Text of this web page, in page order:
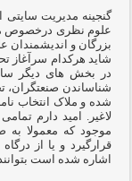
گنجینه مدیریت
علوم نظری درخصوص
بزرگان و اندیشمندان
شاید هرکدام سرآغاز
در بخش های دیگر
شناساندن صنعتگران،
شده و ملاک انتخاب
لاغیر. امید دارم
موجود که معمولا
قرارگیرد و یا از
اشاره شده است